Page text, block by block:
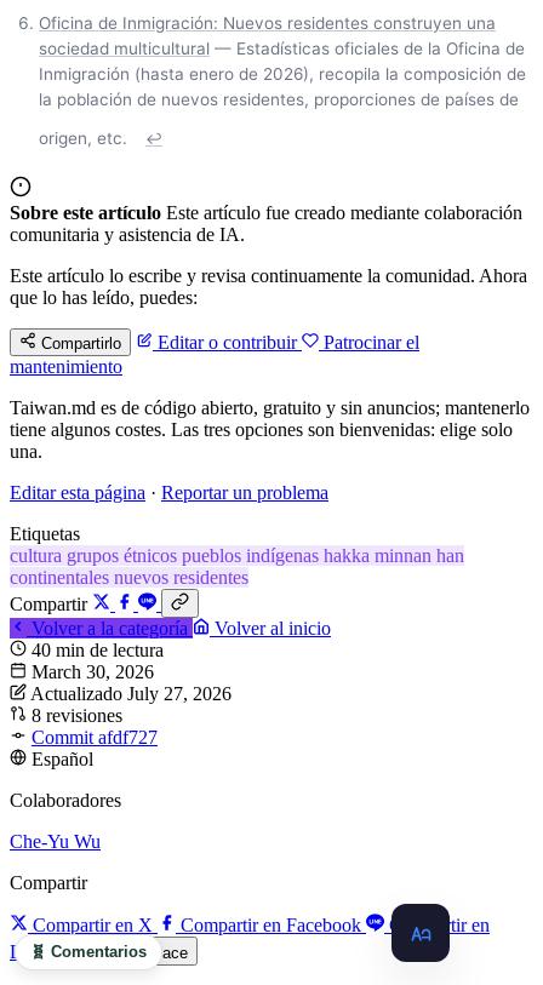
Oficina de Inmigración: Nuevos residentes construyen una
sociedad multicultural — Estadísticas oficiales de la Oficina de
Inmigración (hasta enero de 2026), recopila la composición de
la población de nuevos residentes, proporciones de países de
origen, etc.
↩
Sobre este artículo Este artículo fue creado mediante colaboración
comunitaria y asistencia de IA.
Este artículo lo escribe y revisa continuamente la comunidad. Ahora
que lo has leído, puedes:
Compartirlo Editar o contribuir
Patrocinar el
mantenimiento
Taiwan.md es de código abierto, gratuito y sin anuncios; mantenerlo
tiene algunos costes. Las tres opciones son bienvenidas: elige solo
una.
Editar esta página · Reportar un problema
Etiquetas
cultura grupos étnicos pueblos indígenas hakka minnan han
continentales nuevos residentes
Compartir
Volver a la categoría
Volver al inicio
40 min de lectura
March 30, 2026
Actualizado July 27, 2026
8 revisiones
Commit afdf727
Español
Colaboradores
Che-Yu Wu
Compartir
Compartir en X Compartir en Facebook
Compartir en
LINE
Copiar enlace
🧬 Comentarios